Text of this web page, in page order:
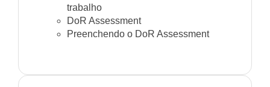
trabalho
DoR Assessment
Preenchendo o DoR Assessment